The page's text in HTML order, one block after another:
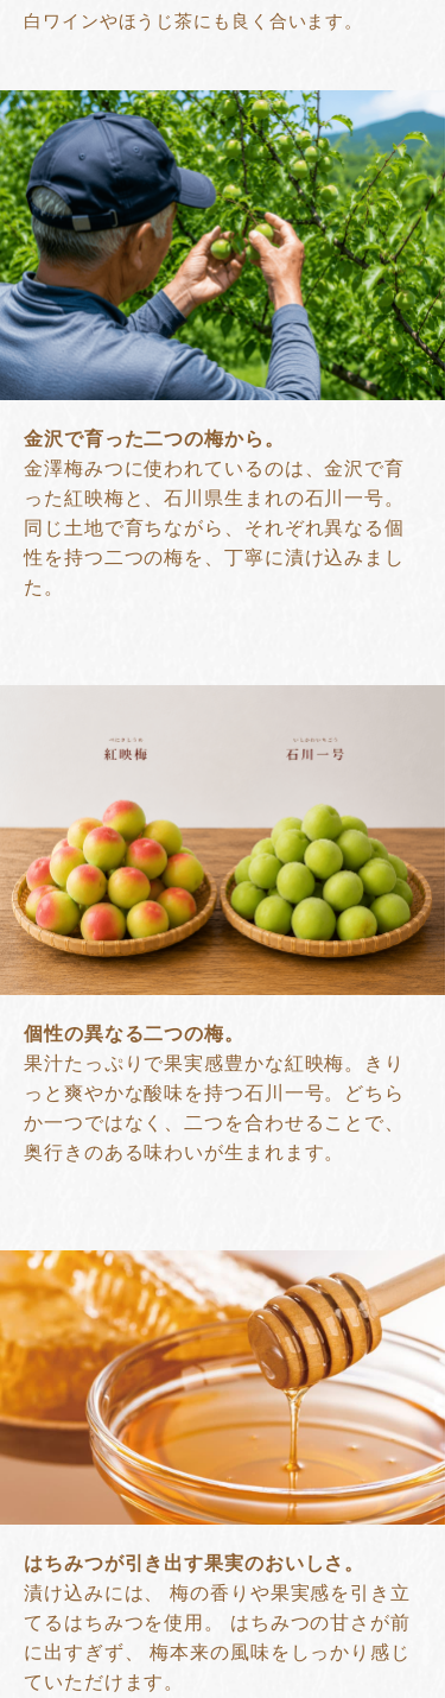
白ワインやほうじ茶にも良く合います。
金沢で育った二つの梅から。
金澤梅みつに使われているのは、金沢で育
った紅映梅と、石川県生まれの石川一号。
同じ土地で育ちながら、それぞれ異なる個
性を持つ二つの梅を、丁寧に漬け込みまし
た。
個性の異なる二つの梅。
果汁たっぷりで果実感豊かな紅映梅。きり
っと爽やかな酸味を持つ石川一号。どちら
か一つではなく、二つを合わせることで、
奥行きのある味わいが生まれます。
はちみつが引き出す果実のおいしさ。
漬け込みには、 梅の香りや果実感を引き立
てるはちみつを使用。 はちみつの甘さが前
に出すぎず、 梅本来の風味をしっかり感じ
ていただけます。